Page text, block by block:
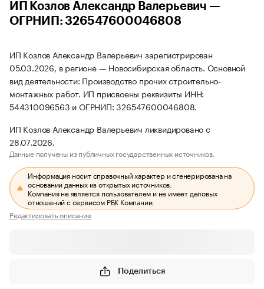
ИП Козлов Александр Валерьевич —
ОГРНИП: 326547600046808
ИП Козлов Александр Валерьевич зарегистрирован
05.03.2026, в регионе — Новосибирская область. Основной
вид деятельности: Производство прочих строительно-
монтажных работ. ИП присвоены реквизиты ИНН:
544310096563 и ОГРНИП: 326547600046808.
ИП Козлов Александр Валерьевич ликвидировано с
28.07.2026.
Данные получены из публичных государственных источников.
Информация носит справочный характер и сгенерирована на
основании данных из открытых источников.
Компания не является пользователем и не имеет деловых
отношений с сервисом РБК Компании.
Редактировать описание
Поделиться